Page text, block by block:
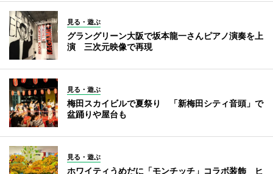
見る・遊ぶ
グラングリーン大阪で坂本龍一さんピアノ演奏を上
演 三次元映像で再現
見る・遊ぶ
梅田スカイビルで夏祭り 「新梅田シティ音頭」で
盆踊りや屋台も
見る・遊ぶ
ホワイティうめだに「モンチッチ」コラボ装飾 ヒ